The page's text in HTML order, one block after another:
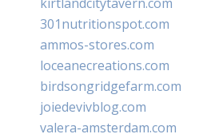
301nutritionspot.com
ammos-stores.com
loceanecreations.com
birdsongridgefarm.com
joiedevivblog.com
valera-amsterdam.com